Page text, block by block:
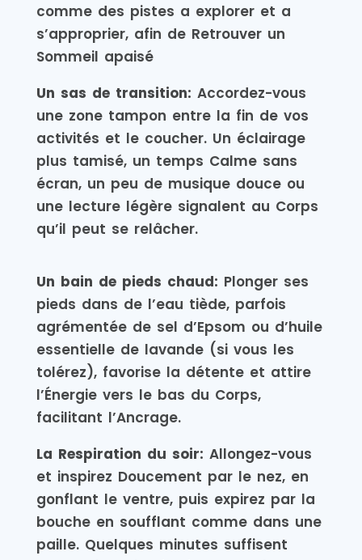
comme des pistes a explorer et a
s’approprier, afin de Retrouver un
Sommeil apaisé
Un sas de transition: Accordez-vous
une zone tampon entre la fin de vos
activités et le coucher. Un éclairage
plus tamisé, un temps Calme sans
écran, un peu de musique douce ou
une lecture légère signalent au Corps
qu’il peut se relâcher.
Un bain de pieds chaud: Plonger ses
pieds dans de l’eau tiède, parfois
agrémentée de sel d’Epsom ou d’huile
essentielle de lavande (si vous les
tolérez), favorise la détente et attire
l’Énergie vers le bas du Corps,
facilitant l’Ancrage.
La Respiration du soir: Allongez-vous
et inspirez Doucement par le nez, en
gonflant le ventre, puis expirez par la
bouche en soufflant comme dans une
paille. Quelques minutes suffisent